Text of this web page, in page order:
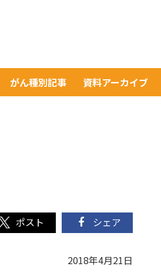
がん種別記事 資料アーカイブ
シェア
2018年4月21日